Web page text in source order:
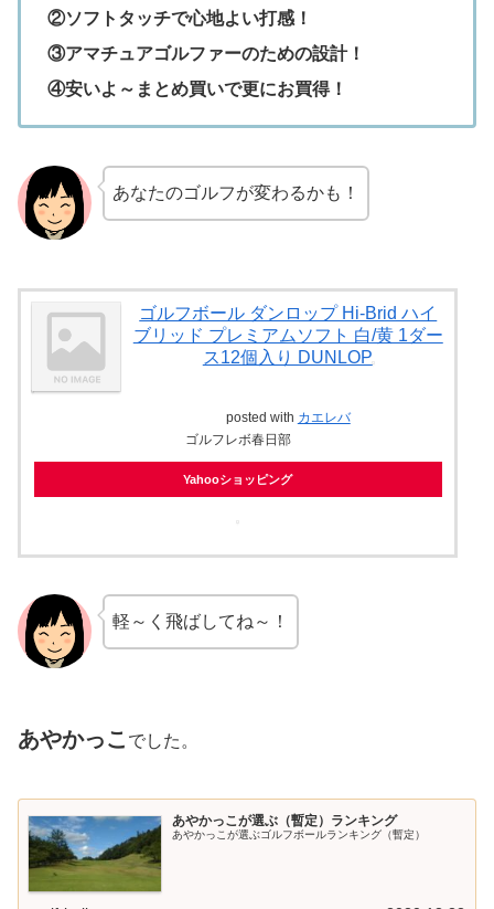
②ソフトタッチで心地よい打感！
③アマチュアゴルファーのための設計！
④安いよ～まとめ買いで更にお買得！
あなたのゴルフが変わるかも！
ゴルフボール ダンロップ Hi-Brid ハイ
ブリッド プレミアムソフト 白/黄 1ダー
ス12個入り DUNLOP
posted with カエレバ
ゴルフレボ春日部
Yahooショッピング
軽～く飛ばしてね～！
あやかっこ でした。
あやかっこが選ぶ（暫定）ランキング
あやかっこが選ぶゴルフボールランキング（暫定）